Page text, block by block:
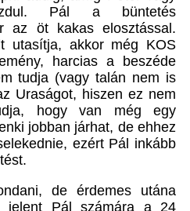
Pál a büntetés
az öt kakas elosztással.
utasítja, akkor még KOS
harcias a beszéde
tudja (vagy talán nem is
Uraságot, hiszen ez nem
hogy van még egy
jobban járhat, de ehhez
ezért Pál inkább
de érdemes utána
jelent Pál számára a 24